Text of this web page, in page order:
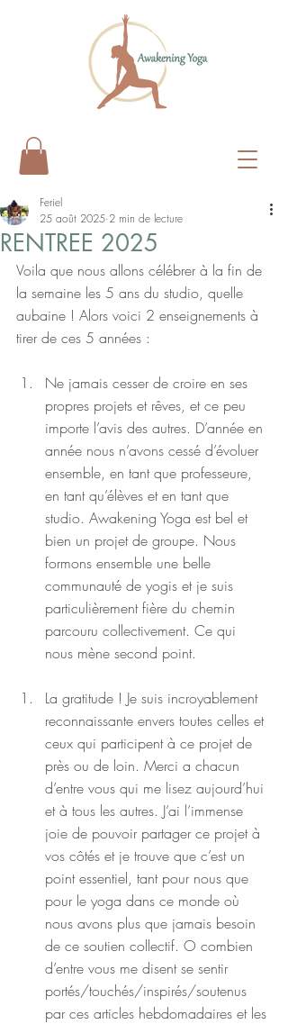
RENTREE 2025
Feriel
25 août 2025 2 min de lecture
Voila que nous allons célébrer à la fin de
la semaine les 5 ans du studio, quelle
aubaine ! Alors voici 2 enseignements à
tirer de ces 5 années :
Ne jamais cesser de croire en ses
propres projets et rêves, et ce peu
importe l’avis des autres. D’année en
année nous n’avons cessé d’évoluer
ensemble, en tant que professeure,
en tant qu’élèves et en tant que
studio. Awakening Yoga est bel et
bien un projet de groupe. Nous
formons ensemble une belle
communauté de yogis et je suis
particulièrement fière du chemin
parcouru collectivement. Ce qui
nous mène second point.
La gratitude ! Je suis incroyablement
reconnaissante envers toutes celles et
ceux qui participent à ce projet de
près ou de loin. Merci a chacun
d’entre vous qui me lisez aujourd’hui
et à tous les autres. J’ai l’immense
joie de pouvoir partager ce projet à
vos côtés et je trouve que c’est un
point essentiel, tant pour nous que
pour le yoga dans ce monde où
nous avons plus que jamais besoin
de ce soutien collectif. O combien
d’entre vous me disent se sentir
portés/touchés/inspirés/soutenus
par ces articles hebdomadaires et les